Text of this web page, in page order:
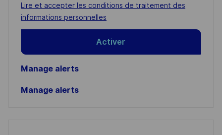
(Required)
Required
Lire et accepter les conditions de traitement des
informations personnelles
Activer
Manage alerts
Manage alerts